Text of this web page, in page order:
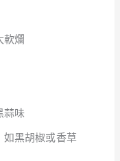
軟爛
蒜味
如黑胡椒或香草